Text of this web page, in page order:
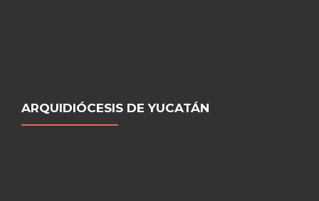
ARQUIDIÓCESIS DE YUCATÁN